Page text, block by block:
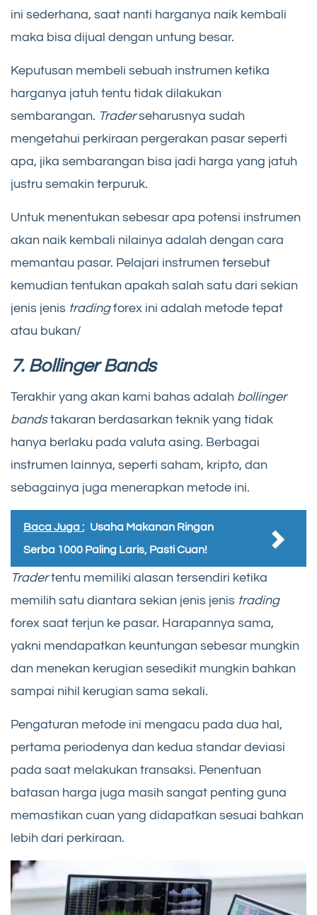
ini sederhana, saat nanti harganya naik kembali
maka bisa dijual dengan untung besar.
Keputusan membeli sebuah instrumen ketika
harganya jatuh tentu tidak dilakukan
sembarangan. Traderseharusnya sudah
mengetahui perkiraan pergerakan pasar seperti
apa, jika sembarangan bisa jadi harga yang jatuh
justru semakin terpuruk.
Untuk menentukan sebesar apa potensi instrumen
akan naik kembali nilainya adalah dengan cara
memantau pasar. Pelajari instrumen tersebut
kemudian tentukan apakah salah satu dari sekian
jenis jenis tradingforex ini adalah metode tepat
atau bukan/
7. Bollinger Bands
Terakhir yang akan kami bahas adalah bollinger
bandstakaran berdasarkan teknik yang tidak
hanya berlaku pada valuta asing. Berbagai
instrumen lainnya, seperti saham, kripto, dan
sebagainya juga menerapkan metode ini.
Baca Juga : Usaha Makanan Ringan
Serba 1000 Paling Laris, Pasti Cuan!
Tradertentu memiliki alasan tersendiri ketika
memilih satu diantara sekian jenis jenis trading
forex saat terjun ke pasar. Harapannya sama,
yakni mendapatkan keuntungan sebesar mungkin
dan menekan kerugian sesedikit mungkin bahkan
sampai nihil kerugian sama sekali.
Pengaturan metode ini mengacu pada dua hal,
pertama periodenya dan kedua standar deviasi
pada saat melakukan transaksi. Penentuan
batasan harga juga masih sangat penting guna
memastikan cuan yang didapatkan sesuai bahkan
lebih dari perkiraan.